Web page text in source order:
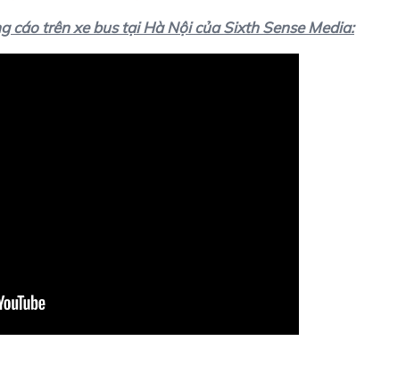
cáo trên xe bus tại Hà Nội của Sixth Sense Media: